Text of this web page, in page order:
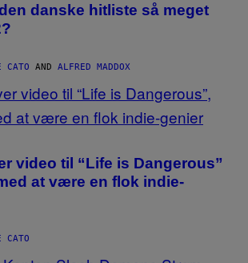
danske hitliste så meget
CATO AND ALFRED MADDOX
video til “Life is Dangerous”​
at være en flok indie-
CATO